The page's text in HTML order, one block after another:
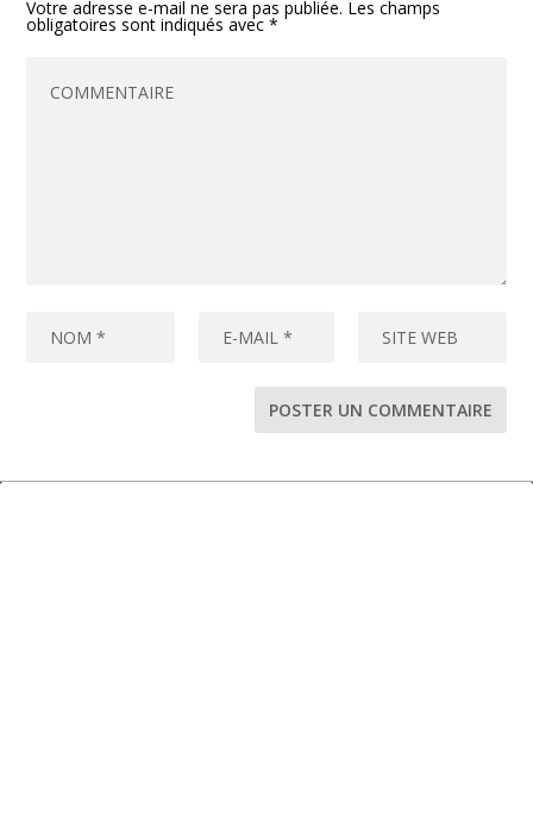
Votre adresse e-mail ne sera pas publiée. Les champs
obligatoires sont indiqués avec*